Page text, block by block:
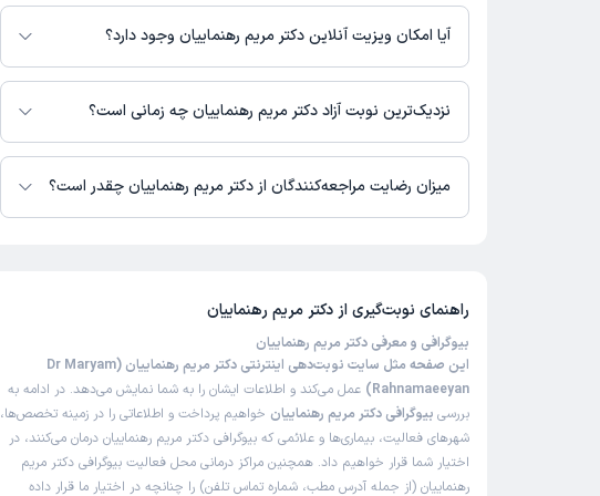
این پزشک را پیشنهاد میکنم
زمان انتظار:0-15 دقیقه
واقعا کارشون عالیه،کلینیک فضای آروم و مثبتی داره و همچنین کار
عباس (
1402/05/31
)
بسیار عالی
آیا امکان ویزیت آنلاین دکتر مریم رهنماییان وجود دارد؟
در حال حاضر اطلاعاتی درباره ارائه ویزیت آنلاین توسط دکتر مریم رهنماییان در دسترس
نیست. برای دریافت اطلاعات دقیق‌تر، لطفاً با مطب تماس بگیرید.
نزدیک‌ترین نوبت آزاد دکتر مریم رهنماییان چه زمانی است؟
دکتر مریم رهنماییان از روز یکشنبه 18 مرداد 1405 بیمار جدید می‌پذیرند.
میزان رضایت مراجعه‌کنندگان از دکتر مریم رهنماییان چقدر است؟
راهنمای نوبت‌گیری از دکتر مریم رهنماییان
بیوگرافی و معرفی دکتر مریم رهنماییان
این صفحه مثل سایت نوبت‌دهی اینترنتی دکتر مریم رهنماییان (Dr Maryam
Rahnamaeeyan)
عمل می‌کند و اطلاعات ایشان را به شما نمایش می‌دهد. در ادامه به
بررسی بیوگرافی دکتر مریم رهنماییان خواهیم پرداخت و اطلاعاتی را در زمینه تخصص‌ها،
شهرهای فعالیت، بیماری‌ها و علائمی که بیوگرافی دکتر مریم رهنماییان درمان می‌کنند، در
اختیار شما قرار خواهیم داد. همچنین مراکز درمانی محل فعالیت بیوگرافی دکتر مریم
رهنماییان (از جمله آدرس مطب، شماره تماس تلفن) را چنانچه در اختیار ما قرار داده